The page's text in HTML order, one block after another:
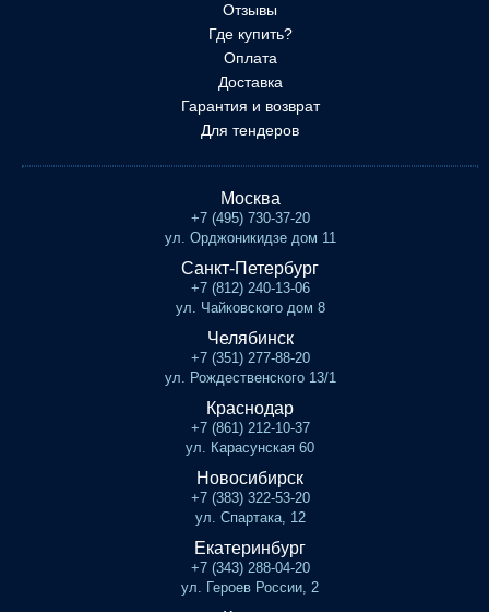
Отзывы
Где купить?
Оплата
Доставка
Гарантия и возврат
Для тендеров
Москва
+7 (495) 730-37-20
ул. Орджоникидзе дом 11
Санкт-Петербург
+7 (812) 240-13-06
ул. Чайковского дом 8
Челябинск
+7 (351) 277-88-20
ул. Рождественского 13/1
Краснодар
+7 (861) 212-10-37
ул. Карасунская 60
Новосибирск
+7 (383) 322-53-20
ул. Спартака, 12
Екатеринбург
+7 (343) 288-04-20
ул. Героев России, 2